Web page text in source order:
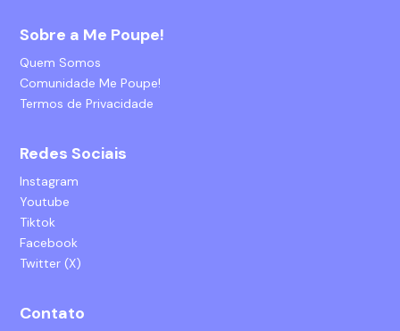
Sobre a Me Poupe!
Quem Somos
Comunidade Me Poupe!
Termos de Privacidade
Redes Sociais
Instagram
Youtube
Tiktok
Facebook
Twitter (X)
Contato